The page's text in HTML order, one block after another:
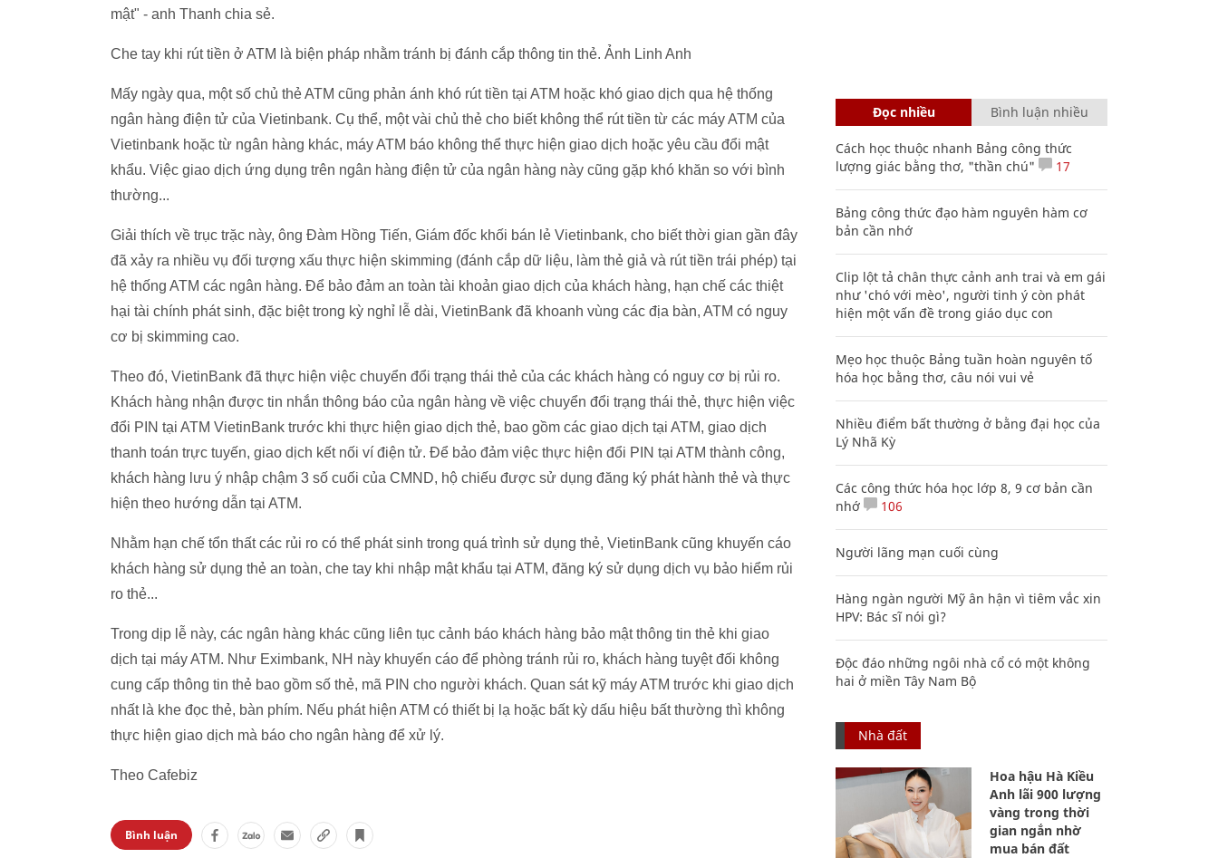
mật" - anh Thanh chia sẻ.
Che tay khi rút tiền ở ATM là biện pháp nhằm tránh bị đánh cắp thông tin thẻ. Ảnh Linh Anh
Mấy ngày qua, một số chủ thẻ ATM cũng phản ánh khó rút tiền tại ATM hoặc khó giao dịch qua hệ thống
ngân hàng điện tử của Vietinbank. Cụ thể, một vài chủ thẻ cho biết không thể rút tiền từ các máy ATM của
Vietinbank hoặc từ ngân hàng khác, máy ATM báo không thể thực hiện giao dịch hoặc yêu cầu đổi mật
khẩu. Việc giao dịch ứng dụng trên ngân hàng điện tử của ngân hàng này cũng gặp khó khăn so với bình
thường...
Giải thích về trục trặc này, ông Đàm Hồng Tiến, Giám đốc khối bán lẻ Vietinbank, cho biết thời gian gần đây
đã xảy ra nhiều vụ đối tượng xấu thực hiện skimming (đánh cắp dữ liệu, làm thẻ giả và rút tiền trái phép) tại
hệ thống ATM các ngân hàng. Để bảo đảm an toàn tài khoản giao dịch của khách hàng, hạn chế các thiệt
hại tài chính phát sinh, đặc biệt trong kỳ nghỉ lễ dài, VietinBank đã khoanh vùng các địa bàn, ATM có nguy
cơ bị skimming cao.
Theo đó, VietinBank đã thực hiện việc chuyển đổi trạng thái thẻ của các khách hàng có nguy cơ bị rủi ro.
Khách hàng nhận được tin nhắn thông báo của ngân hàng về việc chuyển đổi trạng thái thẻ, thực hiện việc
đổi PIN tại ATM VietinBank trước khi thực hiện giao dịch thẻ, bao gồm các giao dịch tại ATM, giao dịch
thanh toán trực tuyến, giao dịch kết nối ví điện tử. Để bảo đảm việc thực hiện đổi PIN tại ATM thành công,
khách hàng lưu ý nhập chậm 3 số cuối của CMND, hộ chiếu được sử dụng đăng ký phát hành thẻ và thực
hiện theo hướng dẫn tại ATM.
Nhằm hạn chế tổn thất các rủi ro có thể phát sinh trong quá trình sử dụng thẻ, VietinBank cũng khuyến cáo
khách hàng sử dụng thẻ an toàn, che tay khi nhập mật khẩu tại ATM, đăng ký sử dụng dịch vụ bảo hiểm rủi
ro thẻ...
Trong dịp lễ này, các ngân hàng khác cũng liên tục cảnh báo khách hàng bảo mật thông tin thẻ khi giao
dịch tại máy ATM. Như Eximbank, NH này khuyến cáo để phòng tránh rủi ro, khách hàng tuyệt đối không
cung cấp thông tin thẻ bao gồm số thẻ, mã PIN cho người khách. Quan sát kỹ máy ATM trước khi giao dịch
nhất là khe đọc thẻ, bàn phím. Nếu phát hiện ATM có thiết bị lạ hoặc bất kỳ dấu hiệu bất thường thì không
thực hiện giao dịch mà báo cho ngân hàng để xử lý.
Theo Cafebiz
Bình luận
Đọc nhiều Bình luận nhiều
Cách học thuộc nhanh Bảng công thức
lượng giác bằng thơ, "thần chú"
17
Bảng công thức đạo hàm nguyên hàm cơ
bản cần nhớ
Clip lột tả chân thực cảnh anh trai và em gái
như 'chó với mèo', người tinh ý còn phát
hiện một vấn đề trong giáo dục con
Mẹo học thuộc Bảng tuần hoàn nguyên tố
hóa học bằng thơ, câu nói vui vẻ
Nhiều điểm bất thường ở bằng đại học của
Lý Nhã Kỳ
Các công thức hóa học lớp 8, 9 cơ bản cần
nhớ
106
Người lãng mạn cuối cùng
Hàng ngàn người Mỹ ân hận vì tiêm vắc xin
HPV: Bác sĩ nói gì?
Độc đáo những ngôi nhà cổ có một không
hai ở miền Tây Nam Bộ
Nhà đất
Hoa hậu Hà Kiều
Anh lãi 900 lượng
vàng trong thời
gian ngắn nhờ
mua bán đất